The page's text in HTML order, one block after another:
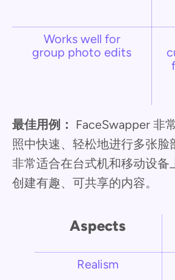
Works well for
group photo edits
最佳用例： FaceSwapper 非
照中快速、轻松地进行多张脸
非常适合在台式机和移动设备
创建有趣、可共享的内容。
Aspects
Realism